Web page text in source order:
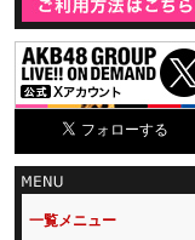
一覧メニュー